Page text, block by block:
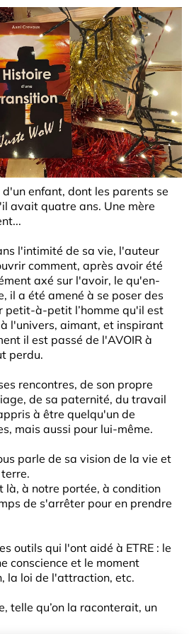
enfant, dont les parents se
avait quatre ans. Une mère
l'intimité de sa vie, l'auteur
comment, après avoir été
axé sur l'avoir, le qu'en-
il a été amené à se poser des
petit-à-petit l’homme qu'il est
l'univers, aimant, et inspirant
il est passé de l'AVOIR à
perdu.
rencontres, de son propre
de sa paternité, du travail
à être quelqu'un de
mais aussi pour lui-même.
parle de sa vision de la vie et
là, à notre portée, à condition
de s'arrêter pour en prendre
outils qui l'ont aidé à ETRE : le
conscience et le moment
la loi de l'attraction, etc.
telle qu’on la raconterait, un